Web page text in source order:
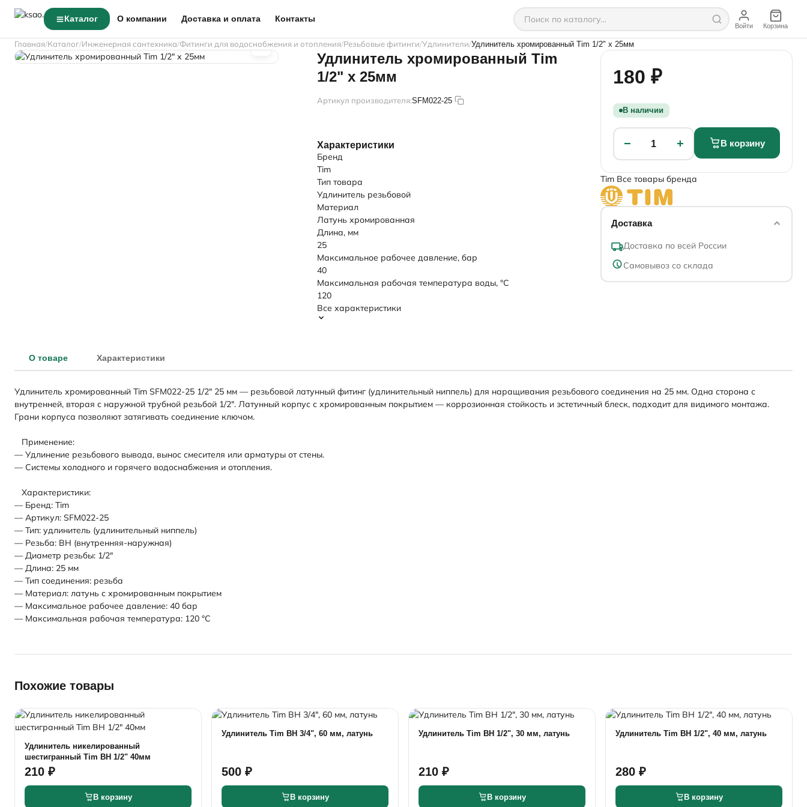
Каталог О компании Доставка и оплата Контакты
Войти Корзина
Главная Каталог Инженерная сантехника Фитинги для водоснобжения и отопления Резьбовые фитинги Удлинители Удлинитель хромированный Tim 1/2" х 25мм
Удлинитель хромированный Tim
1/2" х 25мм
Артикул производителя:SFM022-25
180 ₽
В наличии
− 1 + В корзину
Tim Все товары бренда
Доставка
Доставка по всей России
Самовывоз со склада
Характеристики
Бренд
Tim
Тип товара
Удлинитель резьбовой
Материал
Латунь хромированная
Длина, мм
25
Максимальное рабочее давление, бар
40
Максимальная рабочая температура воды, °C
120
Все характеристики
О товаре Характеристики
Удлинитель хромированный Tim SFM022-25 1/2" 25 мм — резьбовой латунный фитинг (удлинительный ниппель) для наращивания резьбового соединения на 25 мм. Одна сторона с
внутренней, вторая с наружной трубной резьбой 1/2". Латунный корпус с хромированным покрытием — коррозионная стойкость и эстетичный блеск, подходит для видимого монтажа.
Грани корпуса позволяют затягивать соединение ключом.
Применение:
— Удлинение резьбового вывода, вынос смесителя или арматуры от стены.
— Системы холодного и горячего водоснабжения и отопления.
Характеристики:
— Бренд: Tim
— Артикул: SFM022-25
— Тип: удлинитель (удлинительный ниппель)
— Резьба: ВН (внутренняя-наружная)
— Диаметр резьбы: 1/2"
— Длина: 25 мм
— Тип соединения: резьба
— Материал: латунь с хромированным покрытием
— Максимальное рабочее давление: 40 бар
— Максимальная рабочая температура: 120 °С
Похожие товары
Удлинитель никелированный
шестигранный Tim ВН 1/2" 40мм
210 ₽
В корзину
Удлинитель Tim ВН 3/4", 60 мм, латунь
500 ₽
В корзину
Удлинитель Tim ВН 1/2", 30 мм, латунь
210 ₽
В корзину
Удлинитель Tim ВН 1/2", 40 мм, латунь
280 ₽
В корзину